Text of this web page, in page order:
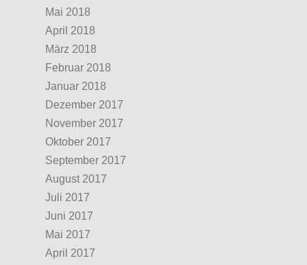
Mai 2018
April 2018
März 2018
Februar 2018
Januar 2018
Dezember 2017
November 2017
Oktober 2017
September 2017
August 2017
Juli 2017
Juni 2017
Mai 2017
April 2017